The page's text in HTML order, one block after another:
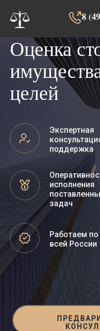
8
Оценка
целей
Экспертная
поддержка
исполнения
задач
Работаем по
всей России